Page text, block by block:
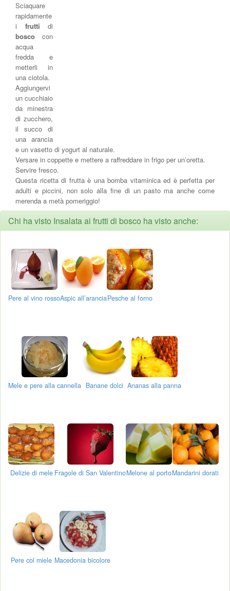
Sciaquare
rapidamente
i frutti di
bosco con
acqua
fredda e
metterli in
una ciotola.
Aggiungervi
un cucchiaio
da minestra
di zucchero,
il succo di
una arancia
e un vasetto di yogurt al naturale.
Versare in coppette e mettere a raffreddare in frigo per un’oretta.
Servire fresco.
Questa ricetta di frutta è una bomba vitaminica ed è perfetta per
adulti e piccini, non solo alla fine di un pasto ma anche come
merenda a metà pomeriggio!
Chi ha visto Insalata ai frutti di bosco ha visto anche:
Pere al vino rossoAspic all’aranciaPesche al forno
Mele e pere alla cannella Banane dolci Ananas alla panna
Delizie di mele Fragole di San ValentinoMelone al portoMandarini dorati
Pere col miele Macedonia bicolore